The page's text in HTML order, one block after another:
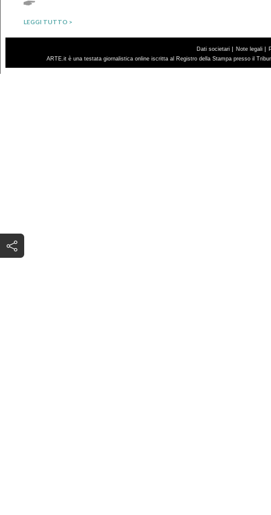
LEGGI TUTTO >
Dati societari Note legali
ARTE.it è una testata giornalistica online iscritta al Registro della Stampa presso il